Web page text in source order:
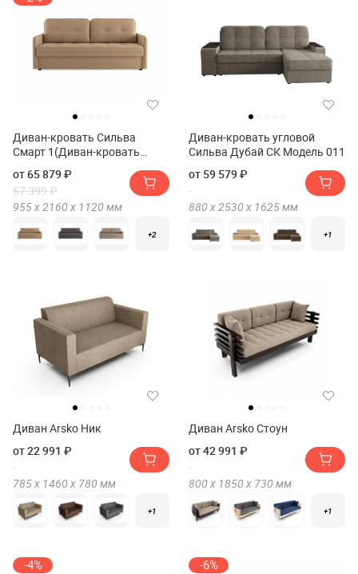
Диван-кровать Сильва
Смарт 1(Диван-кровать
от 65 879 ₽
67 399 ₽
955 х2160 х 1120 мм
+2
Диван-кровать угловой
Сильва Дубай СК Модель 011
от 59 579 ₽
880 х2530 х 1625мм
+1
Диван Arsko Ник
от 22 991 ₽
785 х 1460 х 780 мм
+1
Диван Arsko Стоун
от 42 991 ₽
800 х 1850 х 730 мм
+1
-4% -6%